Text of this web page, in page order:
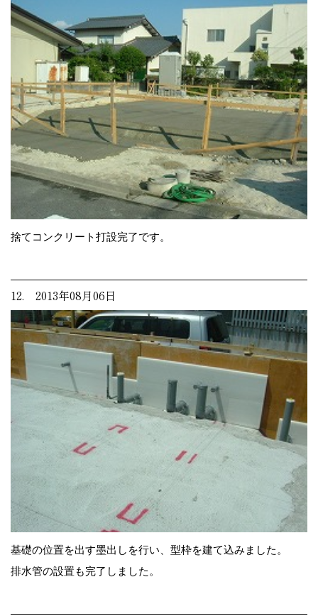
捨てコンクリート打設完了です。
12. 2013年08月06日
基礎の位置を出す墨出しを行い、型枠を建て込みました。
排水管の設置も完了しました。